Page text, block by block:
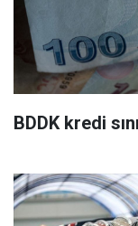
BDDK kredi